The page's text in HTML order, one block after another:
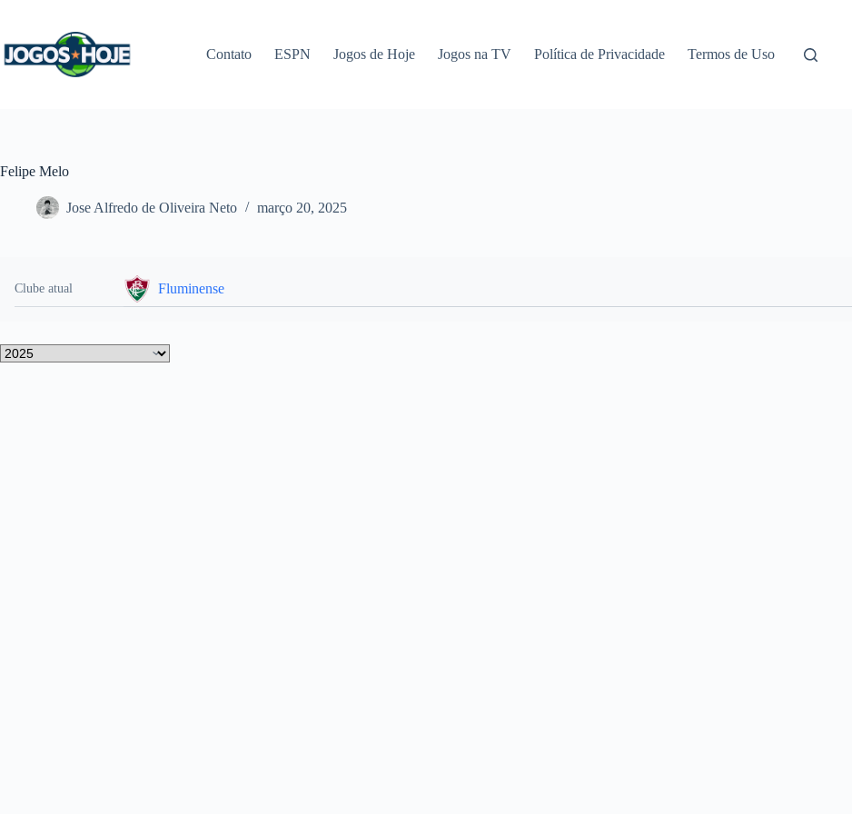
conteúdo
Contato ESPN Jogos de Hoje Jogos na TV Política de Privacidade Termos de Uso
Felipe Melo
Jose Alfredo de Oliveira Neto março 20, 2025
Clube atual Fluminense